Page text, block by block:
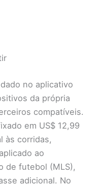
no aplicativo
da própria
compatíveis.
em US$ 12,99
às corridas,
ao
de futebol (MLS),
adicional. No